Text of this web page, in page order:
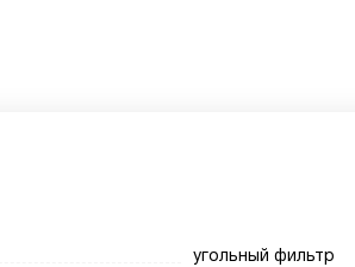
угольный фильтр